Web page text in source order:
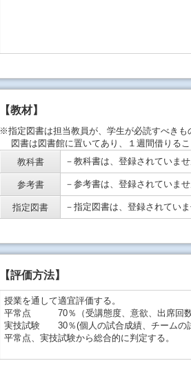
【教材】
※指定図書は担当教員が、学生が必読すべきも
図書は図書館に置いてあり、１週間借りるこ
教科書
－教科書は、登録されていま
参考書 －参考書は、登録されていま
指定図書 －指定図書は、登録されてい
【評価方法】
授業を通して適宜評価する。
平常点 70％（受講態度、意欲、出席回数
実技試験 30％(個人の試合成績、チームの
平常点、実技試験から総合的に判定する。